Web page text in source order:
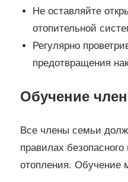
Не оставляйте
отопительной
Регулярно
предотвращения
Обучение
Все члены семьи
правилах
отопления. Обучение